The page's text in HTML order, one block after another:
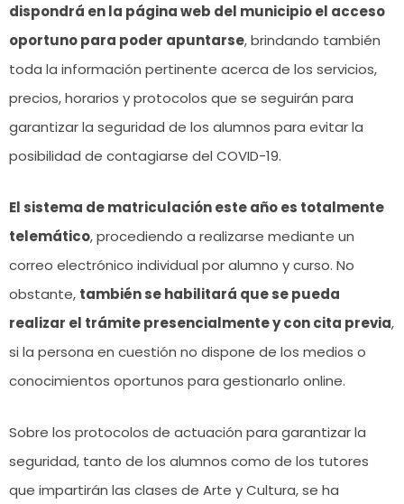
dispondrá en la página web del municipio el acceso
oportuno para poder apuntarse, brindando también
toda la información pertinente acerca de los servicios,
precios, horarios y protocolos que se seguirán para
garantizar la seguridad de los alumnos para evitar la
posibilidad de contagiarse del COVID-19.
El sistema de matriculación este año es totalmente
telemático, procediendo a realizarse mediante un
correo electrónico individual por alumno y curso. No
obstante, también se habilitará que se pueda
realizar el trámite presencialmente y con cita previa,
si la persona en cuestión no dispone de los medios o
conocimientos oportunos para gestionarlo online.
Sobre los protocolos de actuación para garantizar la
seguridad, tanto de los alumnos como de los tutores
que impartirán las clases de Arte y Cultura, se ha